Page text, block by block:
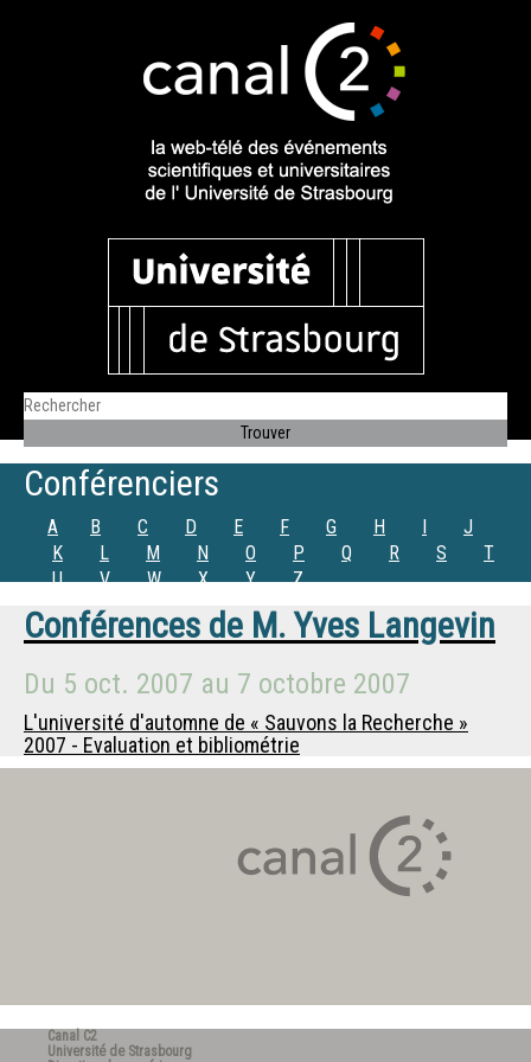
Conférenciers
A B C D E F G H I
J
K
L M N O P Q R S
T
U
V W X Y Z
Conférences de M. Yves Langevin
Du 5 oct. 2007 au 7 octobre 2007
L'université d'automne de « Sauvons la Recherche »
2007 - Evaluation et bibliométrie
Canal C2
Université de Strasbourg